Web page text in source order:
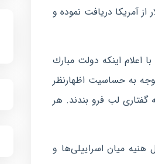
این همه خدمت به صهیونیست‌ها، سالانه حدود ۲ میلیارد دلار از آمریكا دریافت نموده و
اعلام اینكه دولت مبارك
به حساسیت اظهارنظر
گفتاری لب فرو بندند. هر
میان اسراییلی‌ها و